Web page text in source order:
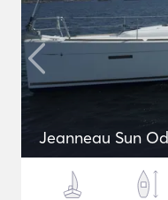
Jeanneau Sun